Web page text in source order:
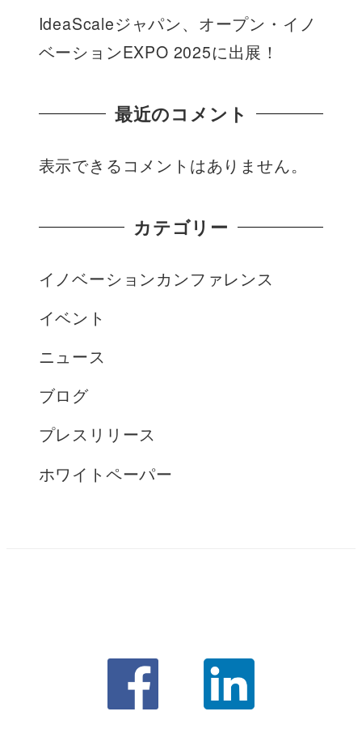
IdeaScaleジャパン、オープン・イノ
ベーションEXPO 2025に出展！
最近のコメント
表示できるコメントはありません。
カテゴリー
イノベーションカンファレンス
イベント
ニュース
ブログ
プレスリリース
ホワイトペーパー